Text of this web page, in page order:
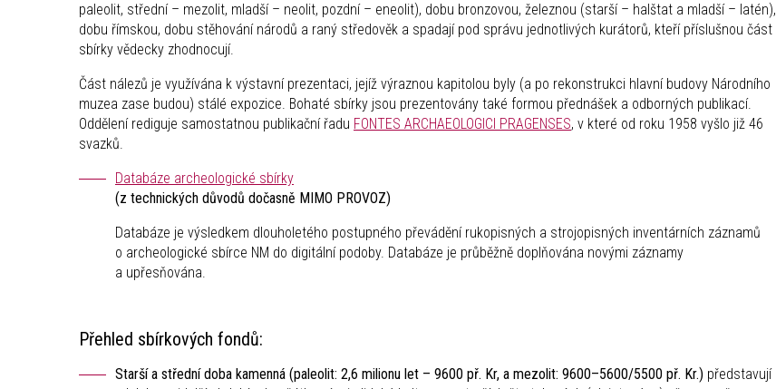
paleolit, střední – mezolit, mladší – neolit, pozdní – eneolit), dobu bronzovou, železnou (starší – halštat a mladší – latén),
dobu římskou, dobu stěhování národů a raný středověk a spadají pod správu jednotlivých kurátorů, kteří příslušnou část
sbírky vědecky zhodnocují.
Část nálezů je využívána k výstavní prezentaci, jejíž výraznou kapitolou byly (a po rekonstrukci hlavní budovy Národního
muzea zase budou) stálé expozice. Bohaté sbírky jsou prezentovány také formou přednášek a odborných publikací.
Oddělení rediguje samostatnou publikační řadu FONTES ARCHAEOLOGICI PRAGENSES, v které od roku 1958 vyšlo již 46
svazků.
Databáze archeologické sbírky
(z technických důvodů dočasně MIMO PROVOZ)
Databáze je výsledkem dlouholetého postupného převádění rukopisných a strojopisných inventárních záznamů
o archeologické sbírce NM do digitální podoby. Databáze je průběžně doplňována novými záznamy
a upřesňována.
Přehled sbírkových fondů:
Starší a střední doba kamenná (paleolit: 2,6 milionu let – 9600 př. Kr, a mezolit: 9600–5600/5500 př. Kr.) představují